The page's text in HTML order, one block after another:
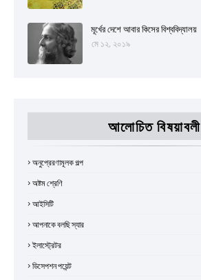
মূর্খের দেশে আবার কিসের বিশ্ববিদ্যালয়
মে ১২, ২০১৯
আলোচিত বিষয়াবলী
অনুপ্রেরণামূলক গল্প
অষ্টম শ্রেণি
আইসিটি
আপনাকে বলছি স্যার
ইলাস্ট্রেটর
ডিসেপশন পয়েন্ট